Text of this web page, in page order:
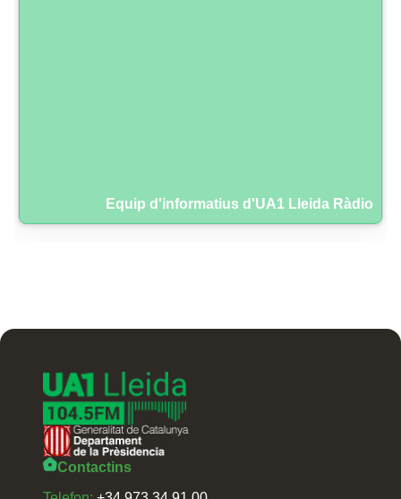
Equip d'informatius d'UA1 Lleida Ràdio
Contactins